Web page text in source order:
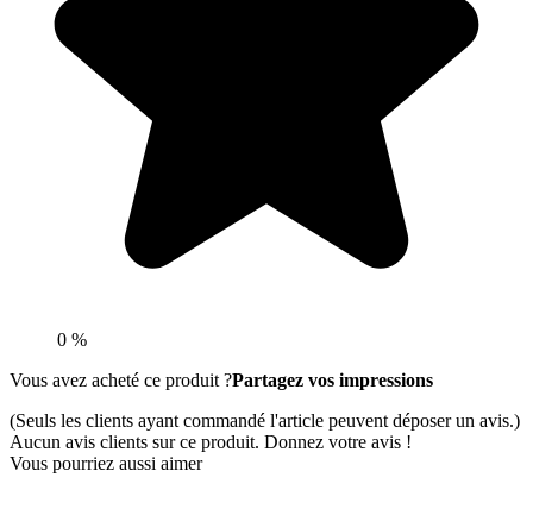
0 %
Vous avez acheté ce produit ?Partagez vos impressions
(Seuls les clients ayant commandé l'article peuvent déposer un avis.)
Aucun avis clients sur ce produit. Donnez votre avis !
Vous pourriez aussi aimer